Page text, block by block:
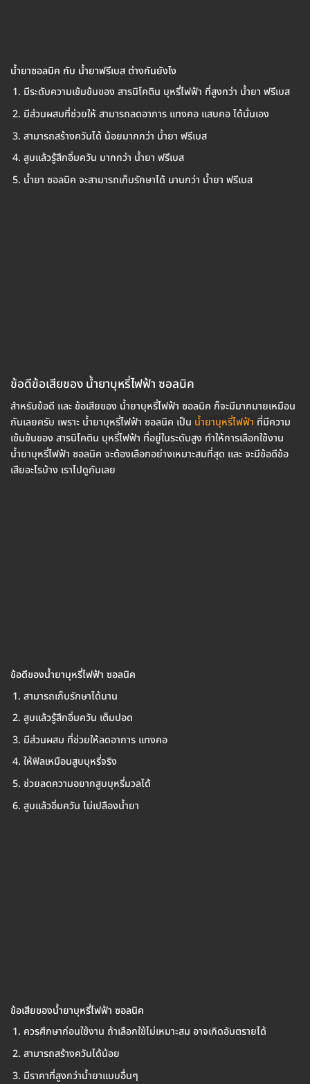
น้ำยาซอลนิค กับ น้ำยาฟรีเบส ต่างกันยังไง
มีระดับความเข้มข้นของ สารนิโคติน บุหรี่ไฟฟ้า ที่สูงกว่า น้ำยา ฟรีเบส
มีส่วนผสมที่ช่วยให้ สามารถลดอาการ แทงคอ แสบคอ ได้นั่นเอง
สามารถสร้างควันได้ น้อยมากกว่า น้ำยา ฟรีเบส
สูบแล้วรู้สึกอิ่มควัน มากกว่า น้ำยา ฟรีเบส
น้ำยา ซอลนิค จะสามารถเก็บรักษาได้ นานกว่า น้ำยา ฟรีเบส
ข้อดีข้อเสียของ น้ำยาบุหรี่ไฟฟ้า ซอลนิค
สำหรับข้อดี และ ข้อเสียของ น้ำยาบุหรี่ไฟฟ้า ซอลนิค ก็จะมีมากมายเหมือน
กันเลยครับ เพราะ น้ำยาบุหรี่ไฟฟ้า ซอลนิค เป็น น้ำยาบุหรี่ไฟฟ้า ที่มีความ
เข้มข้นของ สารนิโคติน บุหรี่ไฟฟ้า ที่อยู่ในระดับสูง ทำให้การเลือกใช้งาน
น้ำยาบุหรี่ไฟฟ้า ซอลนิค จะต้องเลือกอย่างเหมาะสมที่สุด และ จะมีข้อดีข้อ
เสียอะไรบ้าง เราไปดูกันเลย
ข้อดีของน้ำยาบุหรี่ไฟฟ้า ซอลนิค
สามารถเก็บรักษาได้นาน
สูบแล้วรู้สึกอิ่มควัน เต็มปอด
มีส่วนผสม ที่ช่วยให้ลดอาการ แทงคอ
ให้ฟิลเหมือนสูบบุหรี่จริง
ช่วยลดความอยากสูบบุหรี่มวลได้
สูบแล้วอิ่มควัน ไม่เปลืองน้ำยา
ข้อเสียของน้ำยาบุหรี่ไฟฟ้า ซอลนิค
ควรศึกษาก่อนใช้งาน ถ้าเลือกใช้ไม่เหมาะสม อาจเกิดอันตรายได้
สามารถสร้างควันได้น้อย
มีราคาที่สูงกว่าน้ำยาแบบอื่นๆ